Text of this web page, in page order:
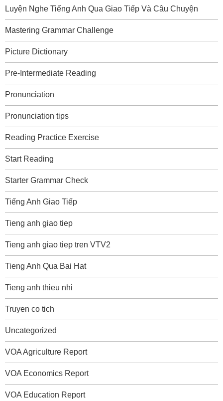
Luyện Nghe Tiếng Anh Qua Giao Tiếp Và Câu Chuyện
Mastering Grammar Challenge
Picture Dictionary
Pre-Intermediate Reading
Pronunciation
Pronunciation tips
Reading Practice Exercise
Start Reading
Starter Grammar Check
Tiếng Anh Giao Tiếp
Tieng anh giao tiep
Tieng anh giao tiep tren VTV2
Tieng Anh Qua Bai Hat
Tieng anh thieu nhi
Truyen co tich
Uncategorized
VOA Agriculture Report
VOA Economics Report
VOA Education Report